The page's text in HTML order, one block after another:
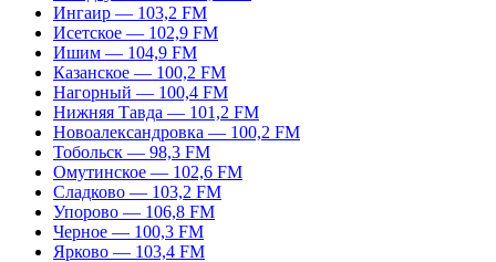
Ингаир — 103,2 FM
Исетское — 102,9 FM
Ишим — 104,9 FM
Казанское — 100,2 FM
Нагорный — 100,4 FM
Нижняя Тавда — 101,2 FM
Новоалександровка — 100,2 FM
Тобольск — 98,3 FM
Омутинское — 102,6 FM
Сладково — 103,2 FM
Упорово — 106,8 FM
Черное — 100,3 FM
Ярково — 103,4 FM